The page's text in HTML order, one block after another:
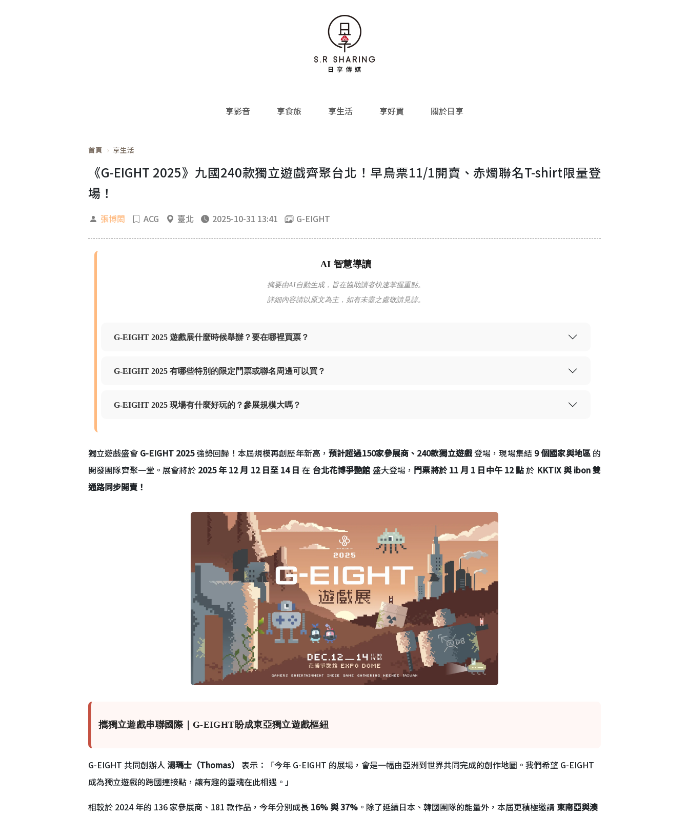
享影音 享食旅 享生活 享好買 關於日享
首頁 享生活
《G-EIGHT 2025》九國240款獨立遊戲齊聚台北！早鳥票11/1開賣、赤燭聯名T-shirt限量登
場！
張博閎 ACG 臺北 2025-10-31 13:41 G-EIGHT
AI 智慧導讀
摘要由AI自動生成，旨在協助讀者快速掌握重點。
詳細內容請以原文為主，如有未盡之處敬請見諒。
G-EIGHT 2025 遊戲展什麼時候舉辦？要在哪裡買票？
G-EIGHT 2025 有哪些特別的限定門票或聯名周邊可以買？
G-EIGHT 2025 現場有什麼好玩的？參展規模大嗎？
獨立遊戲盛會 G-EIGHT 2025強勢回歸！本屆規模再創歷年新高，預計超過150家參展商、240款獨立遊戲登場，現場集結 9 個國家與地區的
開發團隊齊聚一堂。展會將於 2025 年 12 月 12 日至 14 日 在 台北花博爭艷館 盛大登場， 門票將於 11 月 1 日中午 12 點於 KKTIX 與 ibon 雙
通路同步開賣！
攜獨立遊戲串聯國際｜G-EIGHT盼成東亞獨立遊戲樞紐
G-EIGHT 共同創辦人 湯瑪士（Thomas） 表示：「今年 G-EIGHT 的展場，會是一幅由亞洲到世界共同完成的創作地圖。我們希望 G-EIGHT
成為獨立遊戲的跨國連接點，讓有趣的靈魂在此相遇。」
相較於 2024 年的 136 家參展商、181 款作品，今年分別成長 16% 與 37% 。除了延續日本、韓國團隊的能量外，本屆更積極邀請 東南亞與澳